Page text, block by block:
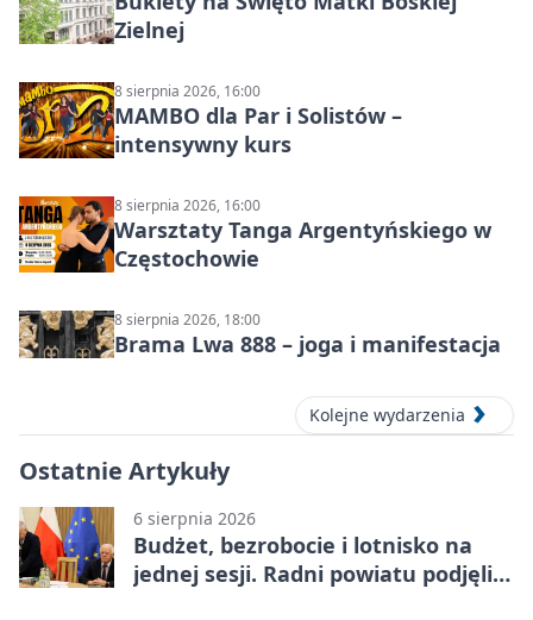
Zielnej
8 sierpnia 2026, 16:00
MAMBO dla Par i Solistów –
intensywny kurs
8 sierpnia 2026, 16:00
Warsztaty Tanga Argentyńskiego w
Częstochowie
8 sierpnia 2026, 18:00
Brama Lwa 888 – joga i manifestacja
Kolejne wydarzenia
Ostatnie Artykuły
6 sierpnia 2026
Budżet, bezrobocie i lotnisko na
jednej sesji. Radni powiatu podjęli